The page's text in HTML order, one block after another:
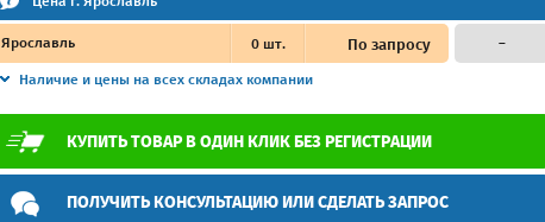
Ярославль 0шт. По запросу
Наличие и цены на всех складах компании
–
КУПИТЬ ТОВАР В ОДИН КЛИК БЕЗ РЕГИСТРАЦИИ
ПОЛУЧИТЬ КОНСУЛЬТАЦИЮ ИЛИ СДЕЛАТЬ ЗАПРОС